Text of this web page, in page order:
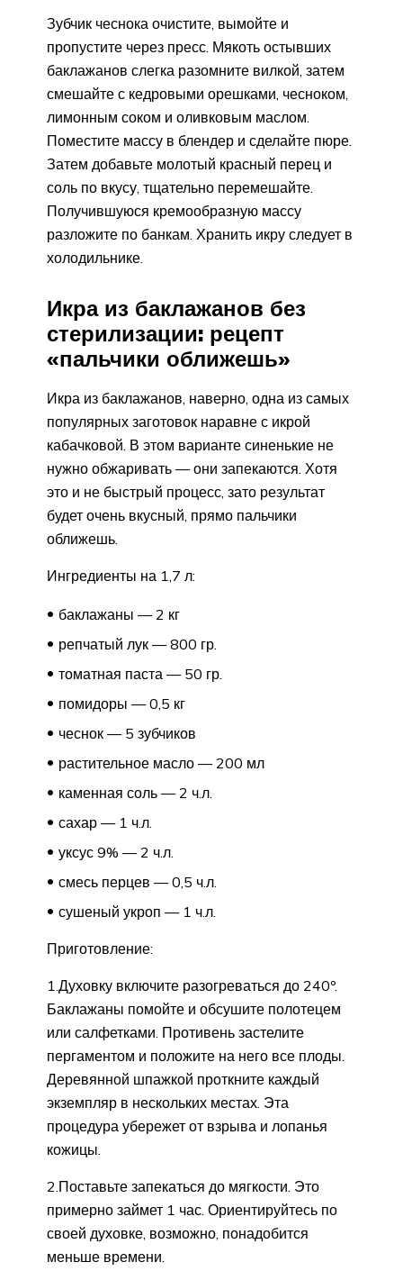
Зубчик чеснока очистите, вымойте и
пропустите через пресс. Мякоть остывших
баклажанов слегка разомните вилкой, затем
смешайте с кедровыми орешками, чесноком,
лимонным соком и оливковым маслом.
Поместите массу в блендер и сделайте пюре.
Затем добавьте молотый красный перец и
соль по вкусу, тщательно перемешайте.
Получившуюся кремообразную массу
разложите по банкам. Хранить икру следует в
холодильнике.
Икра из баклажанов без
стерилизации: рецепт
«пальчики оближешь»
Икра из баклажанов, наверно, одна из самых
популярных заготовок наравне с икрой
кабачковой. В этом варианте синенькие не
нужно обжаривать — они запекаются. Хотя
это и не быстрый процесс, зато результат
будет очень вкусный, прямо пальчики
оближешь.
Ингредиенты на 1,7 л:
баклажаны — 2 кг
репчатый лук — 800 гр.
томатная паста — 50 гр.
помидоры — 0,5 кг
чеснок — 5 зубчиков
растительное масло — 200 мл
каменная соль — 2 ч.л.
сахар — 1 ч.л.
уксус 9% — 2 ч.л.
смесь перцев — 0,5 ч.л.
сушеный укроп — 1 ч.л.
Приготовление:
1.Духовку включите разогреваться до 240º.
Баклажаны помойте и обсушите полотецем
или салфетками. Противень застелите
пергаментом и положите на него все плоды.
Деревянной шпажкой проткните каждый
экземпляр в нескольких местах. Эта
процедура убережет от взрыва и лопанья
кожицы.
2.Поставьте запекаться до мягкости. Это
примерно займет 1 час. Ориентируйтесь по
своей духовке, возможно, понадобится
меньше времени.